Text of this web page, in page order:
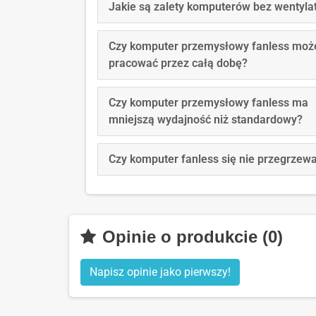
Jakie są zalety komputerów bez
Czy komputer przemysłowy fanless
pracować przez całą dobę?
Czy komputer przemysłowy fanless ma
mniejszą wydajność niż standardowy?
Czy komputer fanless się nie
Opinie o produkcie (0)
Napisz opinie jako pierwszy!